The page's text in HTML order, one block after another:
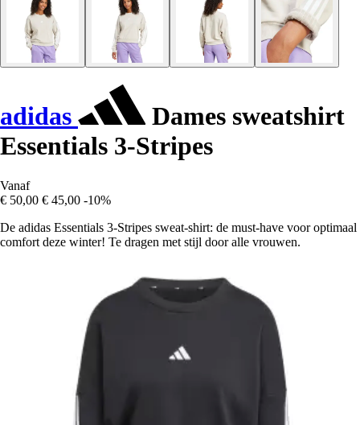
adidas
Dames sweatshirt
Essentials 3-Stripes
Vanaf
€ 50,00 € 45,00 -10%
De adidas Essentials 3-Stripes sweat-shirt: de must-have voor optimaal
comfort deze winter! Te dragen met stijl door alle vrouwen.